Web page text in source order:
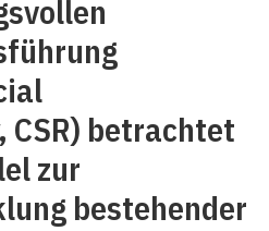
CSR) betrachtet
zur
bestehender